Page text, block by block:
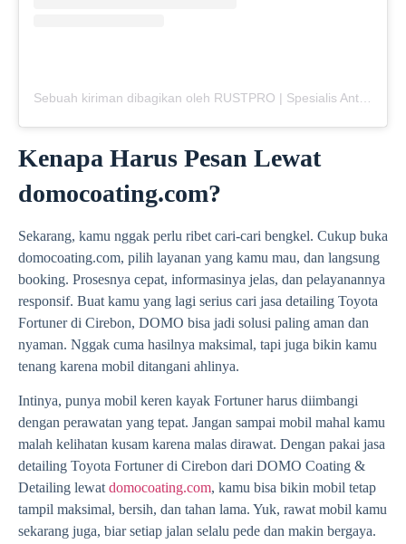
Sebuah kiriman dibagikan oleh RUSTPRO | Spesialis Anti Karat Mobil (@rustpro_indonesia)
Kenapa Harus Pesan Lewat
domocoating.com?
Sekarang, kamu nggak perlu ribet cari-cari bengkel. Cukup buka
domocoating.com, pilih layanan yang kamu mau, dan langsung
booking. Prosesnya cepat, informasinya jelas, dan pelayanannya
responsif. Buat kamu yang lagi serius cari jasa detailing Toyota
Fortuner di Cirebon, DOMO bisa jadi solusi paling aman dan
nyaman. Nggak cuma hasilnya maksimal, tapi juga bikin kamu
tenang karena mobil ditangani ahlinya.
Intinya, punya mobil keren kayak Fortuner harus diimbangi
dengan perawatan yang tepat. Jangan sampai mobil mahal kamu
malah kelihatan kusam karena malas dirawat. Dengan pakai jasa
detailing Toyota Fortuner di Cirebon dari DOMO Coating &
Detailing lewat domocoating.com, kamu bisa bikin mobil tetap
tampil maksimal, bersih, dan tahan lama. Yuk, rawat mobil kamu
sekarang juga, biar setiap jalan selalu pede dan makin bergaya.